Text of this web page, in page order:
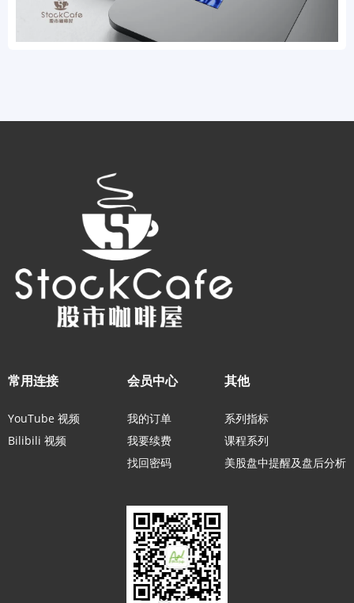
常用连接
YouTube 视频
Bilibili 视频
会员中心
我的订单
我要续费
找回密码
其他
系列指标
课程系列
美股盘中提醒及盘后分析